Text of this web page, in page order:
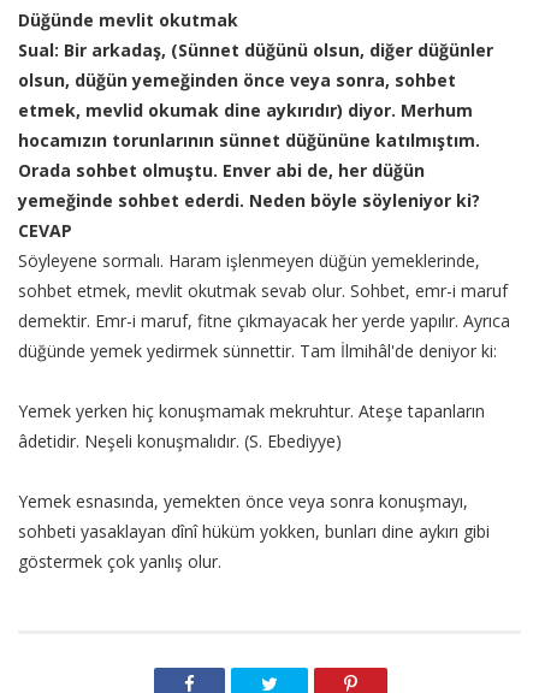
Düğünde mevlit okutmak
Sual: Bir arkadaş, (Sünnet düğünü olsun, diğer düğünler
olsun, düğün yemeğinden önce veya sonra, sohbet
etmek, mevlid okumak dine aykırıdır) diyor. Merhum
hocamızın torunlarının sünnet düğününe katılmıştım.
Orada sohbet olmuştu. Enver abi de, her düğün
yemeğinde sohbet ederdi. Neden böyle söyleniyor ki?
CEVAP
Söyleyene sormalı. Haram işlenmeyen düğün yemeklerinde,
sohbet etmek, mevlit okutmak sevab olur. Sohbet, emr-i maruf
demektir. Emr-i maruf, fitne çıkmayacak her yerde yapılır. Ayrıca
düğünde yemek yedirmek sünnettir. Tam İlmihâl'de deniyor ki:
Yemek yerken hiç konuşmamak mekruhtur. Ateşe tapanların
âdetidir. Neşeli konuşmalıdır. (S. Ebediyye)
Yemek esnasında, yemekten önce veya sonra konuşmayı,
sohbeti yasaklayan dînî hüküm yokken, bunları dine aykırı gibi
göstermek çok yanlış olur.